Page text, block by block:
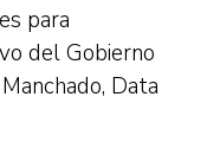
para
del Gobierno
Data